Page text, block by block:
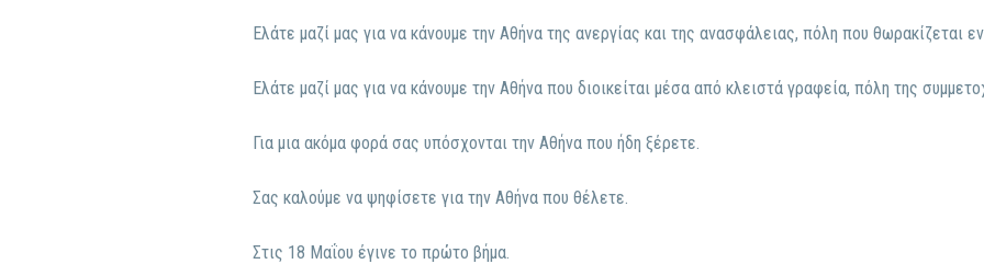
Ελάτε μαζί μας για να κάνουμε την Αθήνα της ανεργίας και της ανασφάλειας, πόλη που θωρακίζεται
Ελάτε μαζί μας για να κάνουμε την Αθήνα που διοικείται μέσα από κλειστά γραφεία, πόλη της
Για μια ακόμα φορά σας υπόσχονται την Αθήνα που ήδη ξέρετε.
Σας καλούμε να ψηφίσετε για την Αθήνα που θέλετε.
Στις 18 Μαΐου έγινε το πρώτο βήμα.